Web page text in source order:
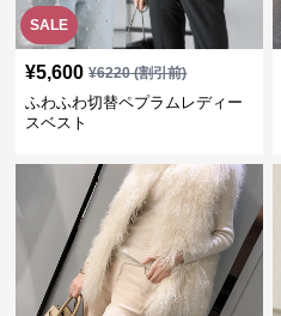
SALE
¥5,600 ¥6220(割引前)
ふわふわ切替ペプラムレディー
スベスト